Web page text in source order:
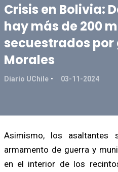
Crisis en Bolivia:
hay más de 200
secuestrados por
Morales
Diario UChile 03-11-2024
Asimismo, los asaltantes
armamento de guerra y
en el interior de los